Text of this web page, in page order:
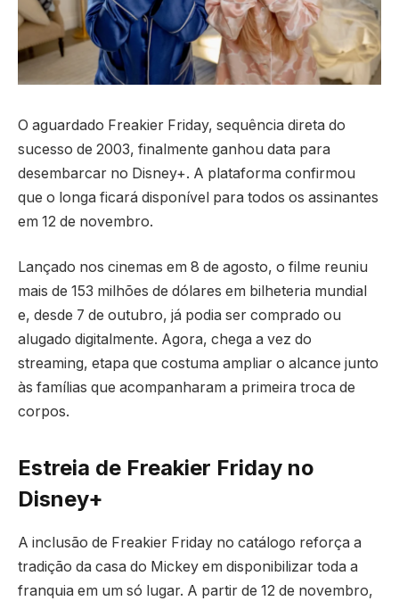
O aguardado Freakier Friday, sequência direta do
sucesso de 2003, finalmente ganhou data para
desembarcar no Disney+. A plataforma confirmou
que o longa ficará disponível para todos os assinantes
em 12 de novembro.
Lançado nos cinemas em 8 de agosto, o filme reuniu
mais de 153 milhões de dólares em bilheteria mundial
e, desde 7 de outubro, já podia ser comprado ou
alugado digitalmente. Agora, chega a vez do
streaming, etapa que costuma ampliar o alcance junto
às famílias que acompanharam a primeira troca de
corpos.
Estreia de Freakier Friday no
Disney+
A inclusão de Freakier Friday no catálogo reforça a
tradição da casa do Mickey em disponibilizar toda a
franquia em um só lugar. A partir de 12 de novembro,